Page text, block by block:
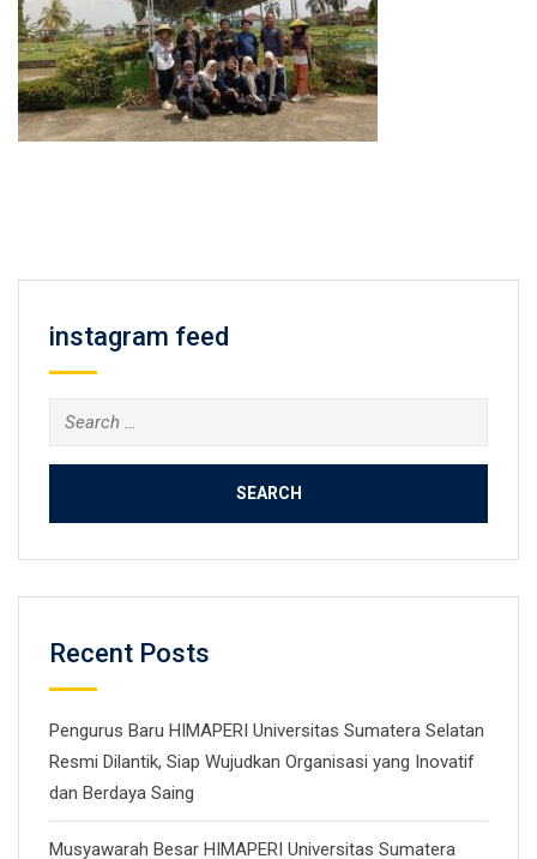
instagram feed
Search
for:
Recent Posts
Pengurus Baru HIMAPERI Universitas Sumatera Selatan
Resmi Dilantik, Siap Wujudkan Organisasi yang Inovatif
dan Berdaya Saing
Musyawarah Besar HIMAPERI Universitas Sumatera